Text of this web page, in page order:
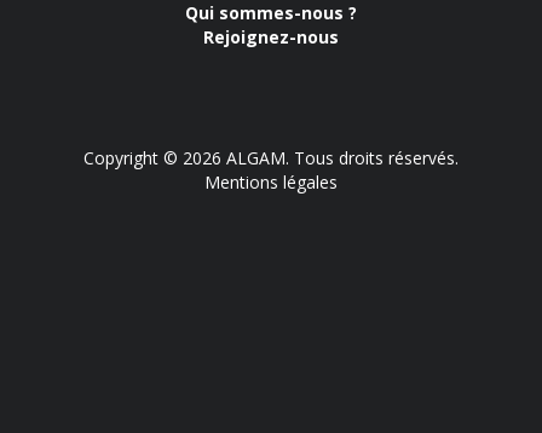
Qui sommes-nous ?
Rejoignez-nous
Copyright © 2026 ALGAM. Tous droits réservés.
Mentions légales